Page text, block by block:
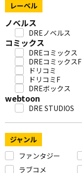
レーベル
ノベルス
DREノベルス
コミックス
DREコミックス
DREコミックスF
ドリコミ
ドリコミF
DREボックス
webtoon
DRE STUDIOS
ジャンル
ファンタジー
ラブコメ